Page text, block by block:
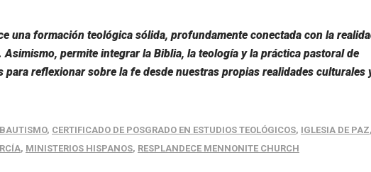
una formación teológica sólida, profundamente conectada con la
permite integrar la Biblia, la teología y la práctica pastoral de
para reflexionar sobre la fe desde nuestras propias realidades culturales
, CERTIFICADO DE POSGRADO EN ESTUDIOS TEOLÓGICOS, IGLESIA DE PAZ
, MINISTERIOS HISPANOS, RESPLANDECE MENNONITE CHURCH